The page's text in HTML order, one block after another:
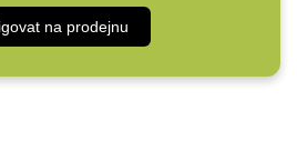
na prodejnu